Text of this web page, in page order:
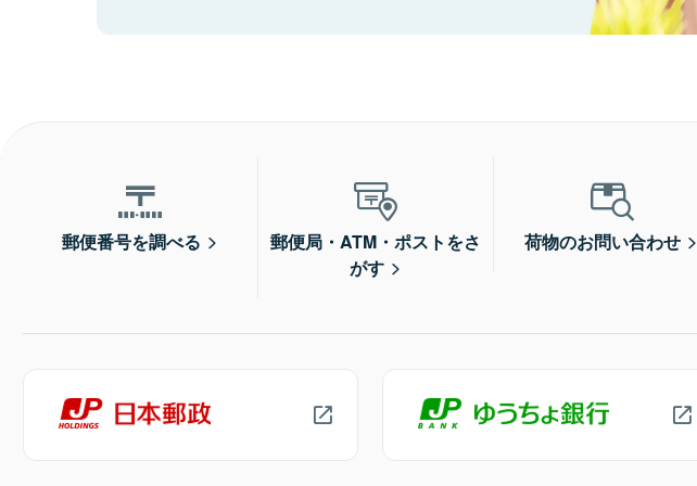
郵便番号を調べる
郵便局・ATM・ポストをさ
がす
荷物のお問い合わせ